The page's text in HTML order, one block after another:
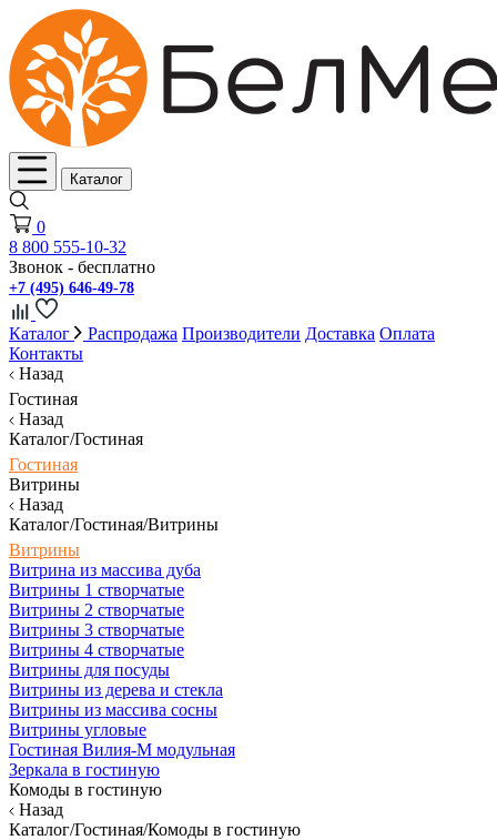
Каталог
0
8 800 555-10-32
Звонок - бесплатно
+7 (495) 646-49-78
Каталог Распродажа Производители Доставка Оплата
Контакты
Назад
Гостиная
Назад
Каталог/Гостиная
Гостиная
Витрины
Назад
Каталог/Гостиная/Витрины
Витрины
Витрина из массива дуба
Витрины 1 створчатые
Витрины 2 створчатые
Витрины 3 створчатые
Витрины 4 створчатые
Витрины для посуды
Витрины из дерева и стекла
Витрины из массива сосны
Витрины угловые
Гостиная Вилия-М модульная
Зеркала в гостиную
Комоды в гостиную
Назад
Каталог/Гостиная/Комоды в гостиную